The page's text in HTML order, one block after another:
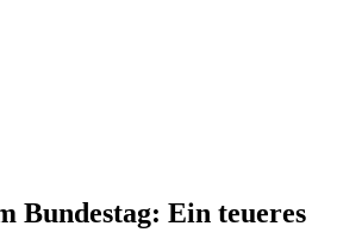
Bundestag: Ein teueres